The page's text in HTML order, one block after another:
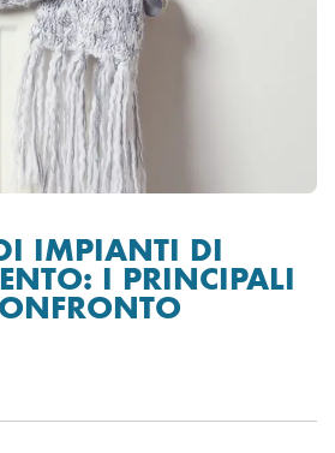
IMPIANTI DI
I PRINCIPALI